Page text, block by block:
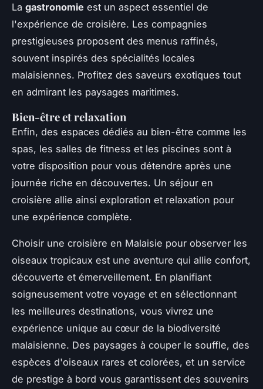
La gastronomie est un aspect essentiel de
l'expérience de croisière. Les compagnies
prestigieuses proposent des menus raffinés,
souvent inspirés des spécialités locales
malaisiennes. Profitez des saveurs exotiques tout
en admirant les paysages maritimes.
Bien-être et relaxation
Enfin, des espaces dédiés au bien-être comme les
spas, les salles de fitness et les piscines sont à
votre disposition pour vous détendre après une
journée riche en découvertes. Un séjour en
croisière allie ainsi exploration et relaxation pour
une expérience complète.
Choisir une croisière en Malaisie pour observer les
oiseaux tropicaux est une aventure qui allie confort,
découverte et émerveillement. En planifiant
soigneusement votre voyage et en sélectionnant
les meilleures destinations, vous vivrez une
expérience unique au cœur de la biodiversité
malaisienne. Des paysages à couper le souffle, des
espèces d'oiseaux rares et colorées, et un service
de prestige à bord vous garantissent des souvenirs